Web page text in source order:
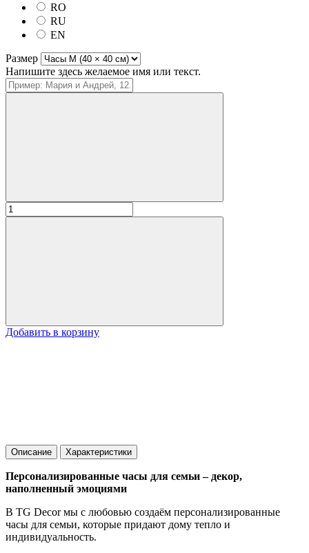
RO
RU
EN
Размер
Напишите здесь желаемое имя или текст.
Добавить в корзину
Описание Характеристики
Персонализированные часы для семьи – декор,
наполненный эмоциями
В TG Decor мы с любовью создаём персонализированные
часы для семьи, которые придают дому тепло и
индивидуальность.